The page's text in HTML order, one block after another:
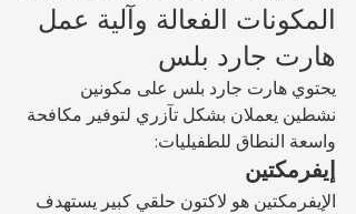
المكونات الفعالة وآلية عمل
هارت جارد بلس
يحتوي هارت جارد بلس على مكونين
نشطين يعملان بشكل تآزري لتوفير مكافحة
واسعة النطاق للطفيليات:
إيفرمكتين
الإيفرمكتين هو لاكتون حلقي كبير يستهدف